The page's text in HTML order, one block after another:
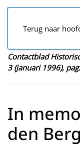
Terug naar
Contactblad
3 (januari 1996),
In
den Berg